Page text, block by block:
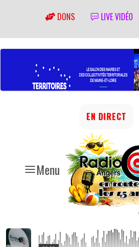
DONS LIVE VIDÉO
Menu
EN DIRECT